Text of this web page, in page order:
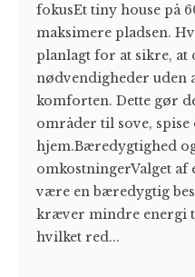
fokusEt tiny house på
maksimere pladsen.
planlagt for at sikre, at
nødvendigheder uden
komforten. Dette gør
områder til sove,
hjem.Bæredygtighed
omkostningerValget af
være en bæredygtig
kræver mindre energi
hvilket red...